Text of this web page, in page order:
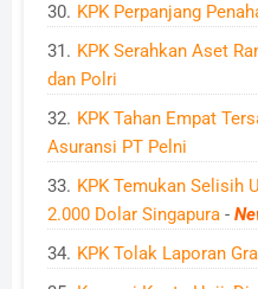
KPK Perpanjang
KPK Serahkan Aset
dan Polri
KPK Tahan Empat
Asuransi PT Pelni
KPK Temukan Selisih
2.000 Dolar Singapura -
KPK Tolak Laporan